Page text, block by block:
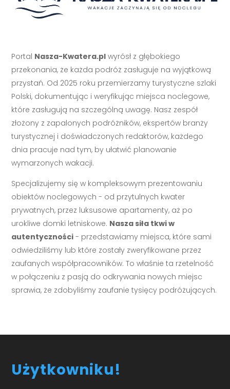
Portal Nasza-Kwatera.pl wyrósł z głębokiego
przekonania, że każda podróż zasługuje na wyjątkową
przystań. Od 2025 roku przemierzamy turystyczne szlaki
Polski, dokumentując i weryfikując miejsca noclegowe,
które zasługują na szczególną uwagę. Nasz zespół
złożony z zapalonych podróżników, ekspertów branży
turystycznej i doświadczonych redaktorów, każdego
dnia pracuje nad tym, by ułatwić planowanie
wymarzonych wakacji.
Specjalizujemy się w kompleksowym prezentowaniu
obiektów noclegowych - od przytulnych kwater
prywatnych, przez luksusowe apartamenty, aż po
urokliwe domki letniskowe. Nasza siła tkwi w
autentyczności - przedstawiamy miejsca, które sami
odwiedziliśmy lub które zostały zweryfikowane przez
zaufanych współpracowników. To właśnie ta rzetelność
w połączeniu z pasją do odkrywania nowych miejsc
sprawia, że zdobyliśmy zaufanie tysięcy podróżujących.
Użytkowniku!